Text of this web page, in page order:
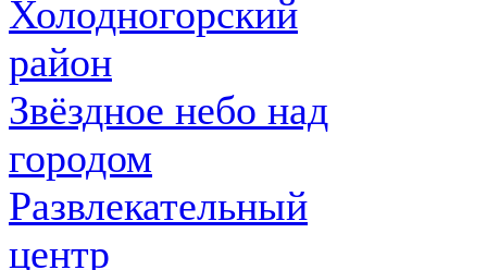
Холодногорский
район
Звёздное небо над
городом
Развлекательный
центр